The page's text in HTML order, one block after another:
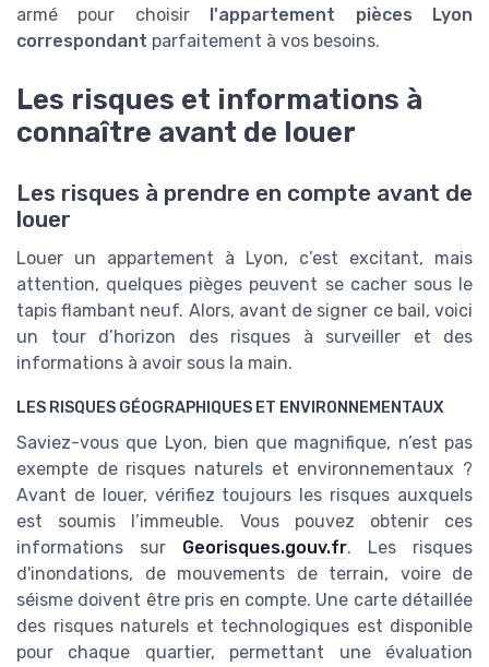
armé pour choisir l'appartement pièces Lyon
correspondant parfaitement à vos besoins.
Les risques et informations à
connaître avant de louer
Les risques à prendre en compte avant de
louer
Louer un appartement à Lyon, c’est excitant, mais
attention, quelques pièges peuvent se cacher sous le
tapis flambant neuf. Alors, avant de signer ce bail, voici
un tour d’horizon des risques à surveiller et des
informations à avoir sous la main.
LES RISQUES GÉOGRAPHIQUES ET ENVIRONNEMENTAUX
Saviez-vous que Lyon, bien que magnifique, n’est pas
exempte de risques naturels et environnementaux ?
Avant de louer, vérifiez toujours les risques auxquels
est soumis l’immeuble. Vous pouvez obtenir ces
informations sur Georisques.gouv.fr. Les risques
d'inondations, de mouvements de terrain, voire de
séisme doivent être pris en compte. Une carte détaillée
des risques naturels et technologiques est disponible
pour chaque quartier, permettant une évaluation